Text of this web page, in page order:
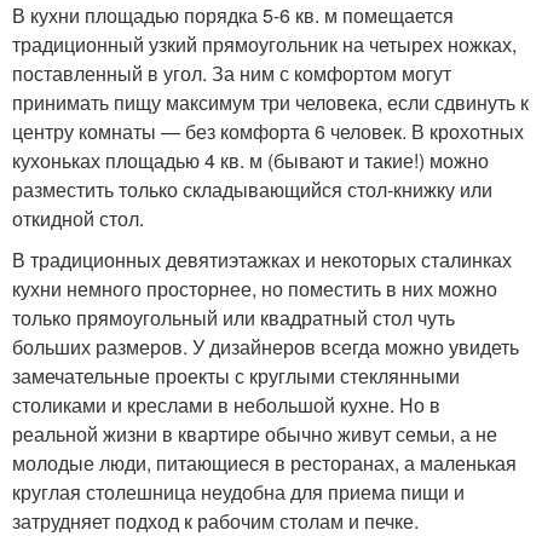
В кухни площадью порядка 5-6 кв. м помещается
традиционный узкий прямоугольник на четырех ножках,
поставленный в угол. За ним с комфортом могут
принимать пищу максимум три человека, если сдвинуть к
центру комнаты — без комфорта 6 человек. В крохотных
кухоньках площадью 4 кв. м (бывают и такие!) можно
разместить только складывающийся стол-книжку или
откидной стол.
В традиционных девятиэтажках и некоторых сталинках
кухни немного просторнее, но поместить в них можно
только прямоугольный или квадратный стол чуть
больших размеров. У дизайнеров всегда можно увидеть
замечательные проекты с круглыми стеклянными
столиками и креслами в небольшой кухне. Но в
реальной жизни в квартире обычно живут семьи, а не
молодые люди, питающиеся в ресторанах, а маленькая
круглая столешница неудобна для приема пищи и
затрудняет подход к рабочим столам и печке.